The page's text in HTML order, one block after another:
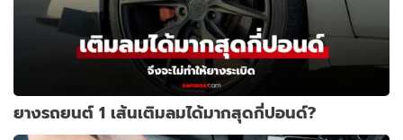
ยางรถยนต์ 1 เส้นเติมลมได้มากสุดกี่ปอนด์?